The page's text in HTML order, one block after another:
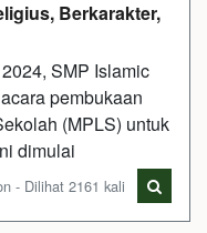
Berkarakter,
SMP Islamic
pembukaan
(MPLS) untuk
dimulai
- Dilihat 2161 kali